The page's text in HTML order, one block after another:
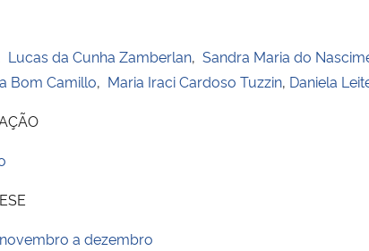
Lucas da Cunha Zamberlan, Sandra Maria do
Bom Camillo, Maria Iraci Cardoso Tuzzin, Daniela
a dezembro